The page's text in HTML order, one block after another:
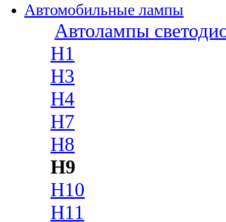
Автомобильные лампы
Автолампы
H1
H3
H4
H7
H8
H9
H10
H11